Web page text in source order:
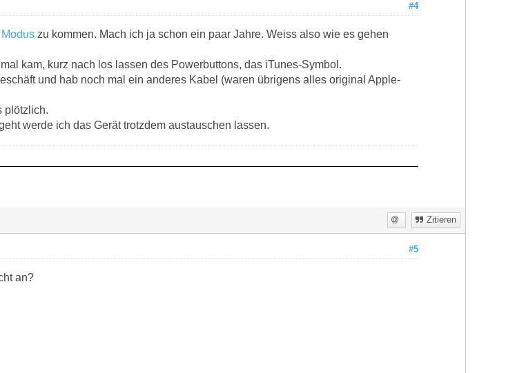
#4
zu kommen. Mach ich ja schon ein paar Jahre. Weiss also wie es gehen
kam, kurz nach los lassen des Powerbuttons, das iTunes-Symbol.
und hab noch mal ein anderes Kabel (waren übrigens alles original Apple-
plötzlich.
werde ich das Gerät trotzdem austauschen lassen.
Zitieren
#5
an?